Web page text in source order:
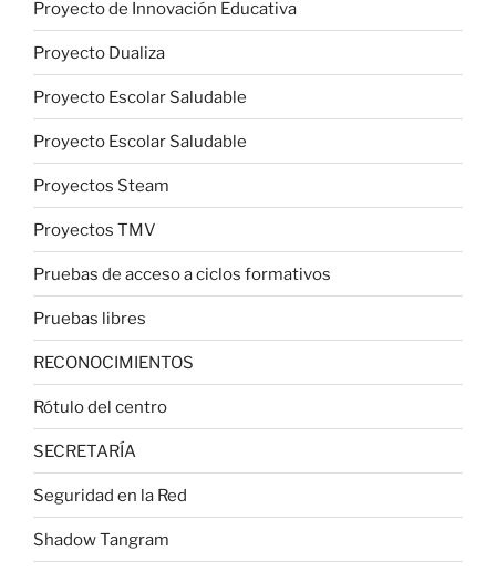
Proyecto de Innovación Educativa
Proyecto Dualiza
Proyecto Escolar Saludable
Proyecto Escolar Saludable
Proyectos Steam
Proyectos TMV
Pruebas de acceso a ciclos formativos
Pruebas libres
RECONOCIMIENTOS
Rótulo del centro
SECRETARÍA
Seguridad en la Red
Shadow Tangram